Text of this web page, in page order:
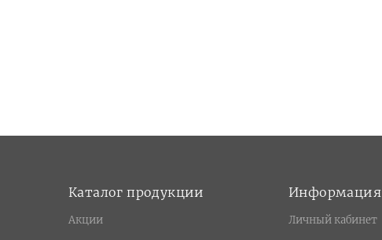
Каталог продукции
Акции
Информация
Личный кабинет